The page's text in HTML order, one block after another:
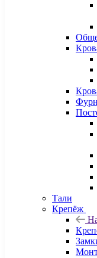
Тали
Крепёж